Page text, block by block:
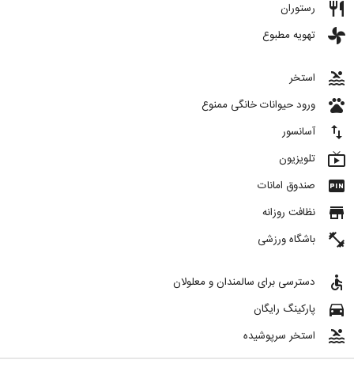
restaurant رستوران
toys تهویه مطبوع
pool استخر
pets ورود حیوانات خانگی ممنوع
import_export آسانسور
live_tv تلویزیون
fiber_pin صندوق امانات
store نظافت روزانه
fitness_center باشگاه ورزشی
accessible دسترسی برای سالمندان و معلولان
directions_car پارکینگ رایگان
pool استخر سرپوشیده